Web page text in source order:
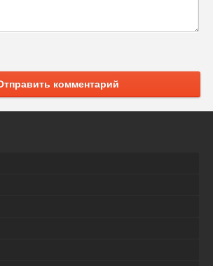
комментарий